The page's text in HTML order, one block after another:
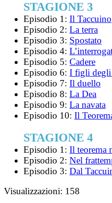
STAGIONE 3
Episodio 1: Il Taccuino
Episodio 2: La terra
Episodio 3: Spostato
Episodio 4:
Episodio 5: Cadere
Episodio 6: I figli
Episodio 7: Il duello
Episodio 8: La Dea
Episodio 9: La navata
Episodio 10: Il
STAGIONE 4
Episodio 1: Il teorema
Episodio 2: Nel
Episodio 3: Dal
Visualizzazioni: 158